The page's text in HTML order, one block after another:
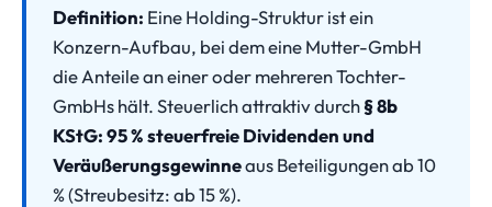
Definition: Eine Holding-Struktur ist ein
Konzern-Aufbau, bei dem eine Mutter-GmbH
die Anteile an einer oder mehreren Tochter-
GmbHs hält. Steuerlich attraktiv durch§ 8b
KStG: 95 % steuerfreie Dividenden und
Veräußerungsgewinneaus Beteiligungen ab 10
% (Streubesitz: ab 15 %).